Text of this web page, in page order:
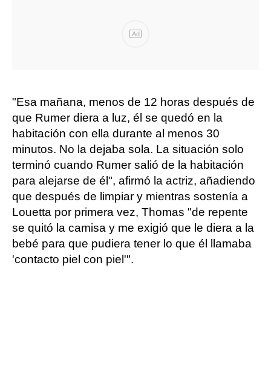
Ad
"Esa mañana, menos de 12 horas después de
que Rumer diera a luz, él se quedó en la
habitación con ella durante al menos 30
minutos. No la dejaba sola. La situación solo
terminó cuando Rumer salió de la habitación
para alejarse de él", afirmó la actriz, añadiendo
que después de limpiar y mientras sostenía a
Louetta por primera vez, Thomas "de repente
se quitó la camisa y me exigió que le diera a la
bebé para que pudiera tener lo que él llamaba
'contacto piel con piel'".